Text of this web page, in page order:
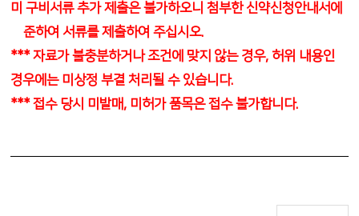
미 구비서류 추가 제출은 불가하오니 첨부한 신약신청안내서에
준하여 서류를 제출하여 주십시오.
*** 자료가 불충분하거나 조건에 맞지 않는 경우, 허위 내용인
경우에는 미상정 부결 처리될 수 있습니다.
*** 접수 당시 미발매, 미허가 품목은 접수 불가합니다.